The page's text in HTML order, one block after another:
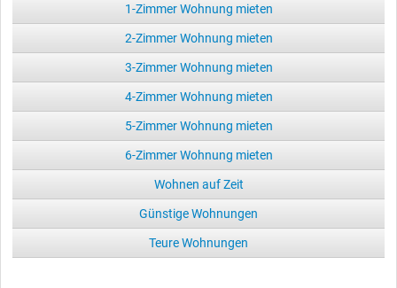
1-Zimmer Wohnung mieten
2-Zimmer Wohnung mieten
3-Zimmer Wohnung mieten
4-Zimmer Wohnung mieten
5-Zimmer Wohnung mieten
6-Zimmer Wohnung mieten
Wohnen auf Zeit
Günstige Wohnungen
Teure Wohnungen